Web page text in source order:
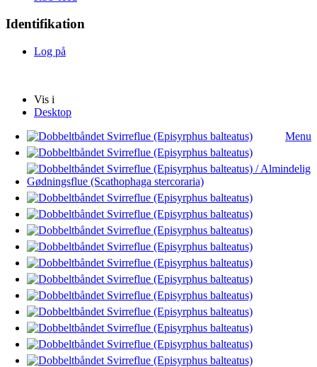
Identifikation
Log på
Vis i
Desktop
Menu